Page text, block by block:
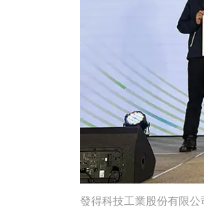
發得科技工業股份有限